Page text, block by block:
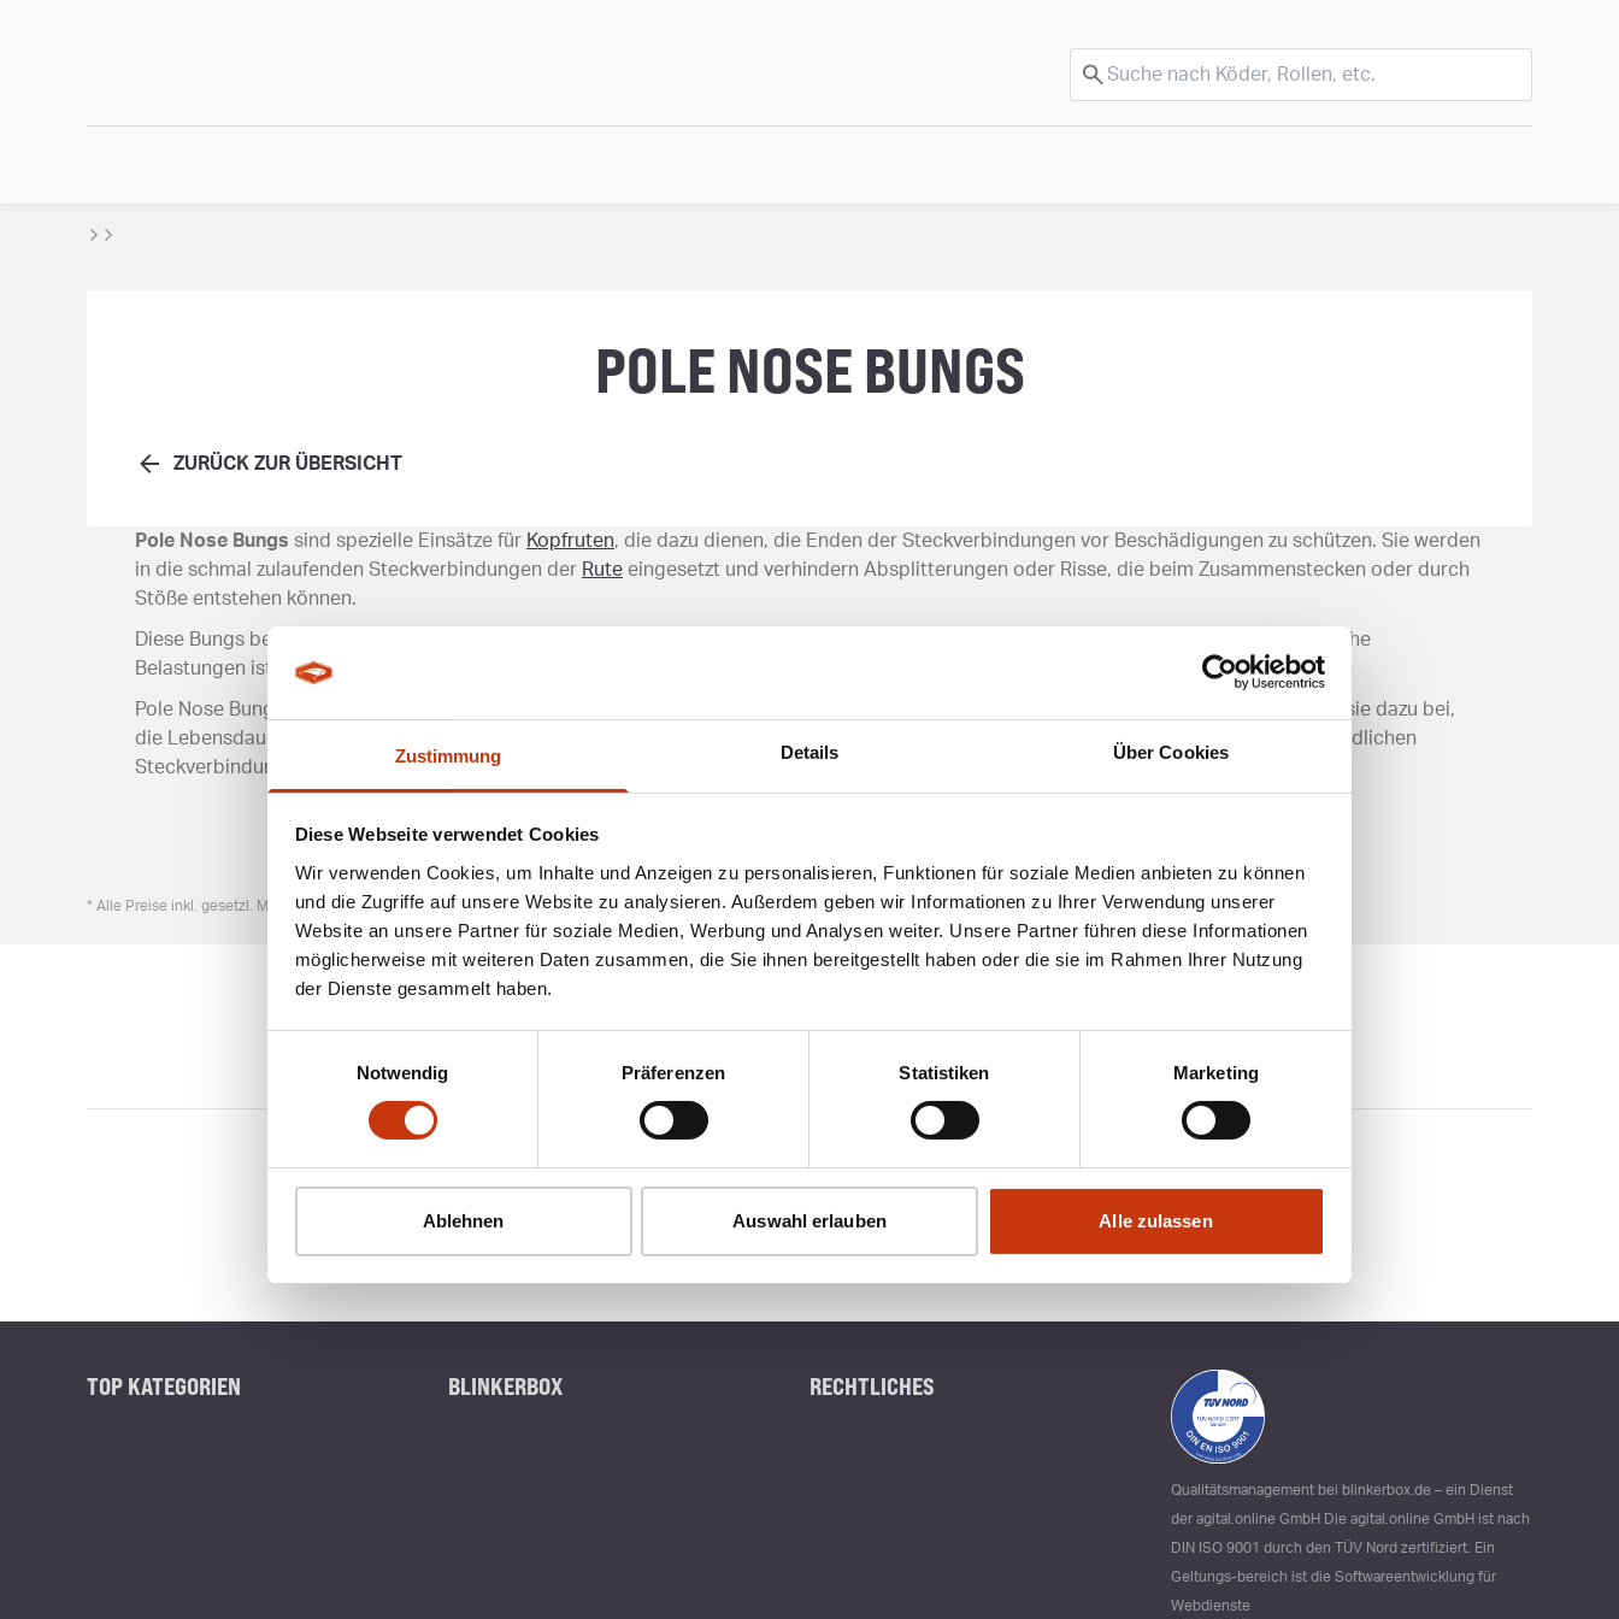
Zustimmung Details Über Cookies
Diese Webseite verwendet Cookies
Wir verwenden Cookies, um Inhalte und Anzeigen zu personalisieren, Funktionen für soziale Medien anbieten zu können
und die Zugriffe auf unsere Website zu analysieren. Außerdem geben wir Informationen zu Ihrer Verwendung unserer
Website an unsere Partner für soziale Medien, Werbung und Analysen weiter. Unsere Partner führen diese Informationen
möglicherweise mit weiteren Daten zusammen, die Sie ihnen bereitgestellt haben oder die sie im Rahmen Ihrer Nutzung
der Dienste gesammelt haben.
Notwendig
Präferenzen Statistiken Marketing
Ablehnen Auswahl erlauben Alle zulassen
POLE NOSE BUNGS
ZURÜCK ZUR ÜBERSICHT
Pole Nose Bungs sind spezielle Einsätze für Kopfruten, die dazu dienen, die Enden der Steckverbindungen vor Beschädigungen zu schützen. Sie werden
in die schmal zulaufenden Steckverbindungen der Rute eingesetzt und verhindern Absplitterungen oder Risse, die beim Zusammenstecken oder durch
Stöße entstehen können.
Diese Bungs bestehen meist aus robustem Kunststoff wie ABS oder PTFE, der leicht und gleichzeitig widerstandsfähig gegen mechanische
Belastungen ist. Sie sind in verschiedenen Größen erhältlich, um passgenau auf die jeweiligen Rutenteile abgestimmt zu sein.
Pole Nose Bungs erleichtern das Zusammenstecken der Rutenteile, da ihre konische Form das Einführen vereinfacht. Gleichzeitig tragen sie dazu bei,
die Lebensdauer der Rute zu verlängern. Besonders bei Kopfruten, die im Wettkampfangeln oft genutzt werden, ist der Schutz der empfindlichen
Steckverbindungen entscheidend.
* Alle Preise inkl. gesetzl. Mehrwertsteuer zzgl. Versandkosten, wenn nicht anders beschrieben
ANGESAGTE ANGELAUSRÜSTUNG
TOP KATEGORIEN BLINKERBOX RECHTLICHES
Qualitätsmanagement bei blinkerbox.de – ein Dienst
der agital.online GmbH Die agital.online GmbH ist nach
DIN ISO 9001 durch den TÜV Nord zertifiziert. Ein
Geltungs-bereich ist die Softwareentwicklung für
Webdienste